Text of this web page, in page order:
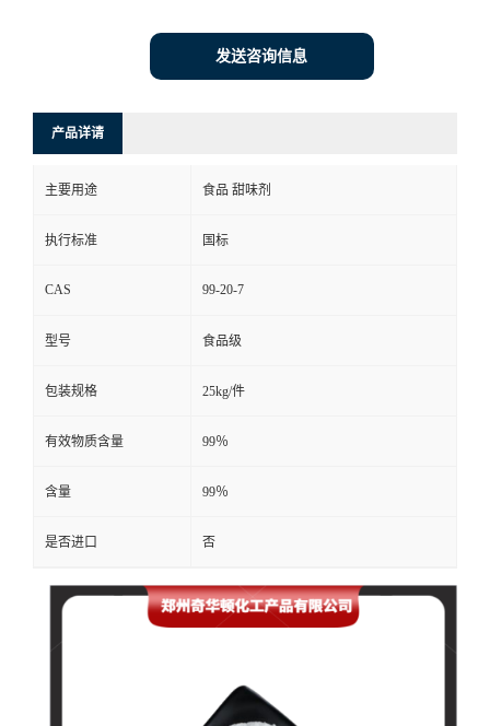
发送咨询信息
产品详请
主要用途 食品 甜味剂
执行标准 国标
CAS 99-20-7
型号 食品级
包装规格 25kg/件
有效物质含量 99％
含量 99％
是否进口 否